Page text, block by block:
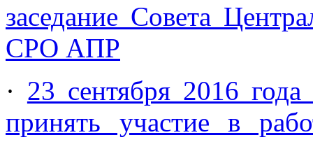
заседание Совета
СРО АПР
· 23 сентября 2016
принять участие в